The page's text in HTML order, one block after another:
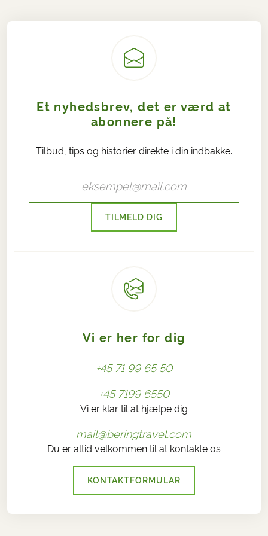
Et nyhedsbrev, det er værd at
abonnere på!
Tilbud, tips og historier direkte i din indbakke.
TILMELD DIG
Vi er her for dig
+45 71 99 65 50
+45 7199 6550
Vi er klar til at hjælpe dig
mail@beringtravel.com
Du er altid velkommen til at kontakte os
KONTAKTFORMULAR